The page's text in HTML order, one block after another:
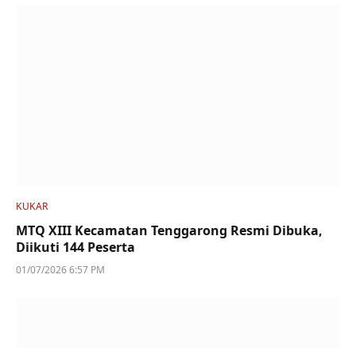
KUKAR
MTQ XIII Kecamatan Tenggarong Resmi Dibuka,
Diikuti 144 Peserta
01/07/2026 6:57 PM